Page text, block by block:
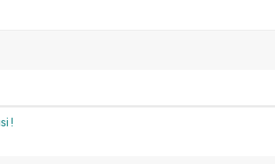
!